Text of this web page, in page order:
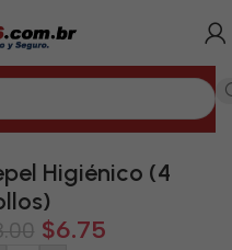
Matanzas
Higiénico (4
$6.75